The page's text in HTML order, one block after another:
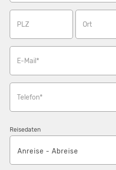
PLZ Ort
E-Mail*
Telefon*
Reisedaten